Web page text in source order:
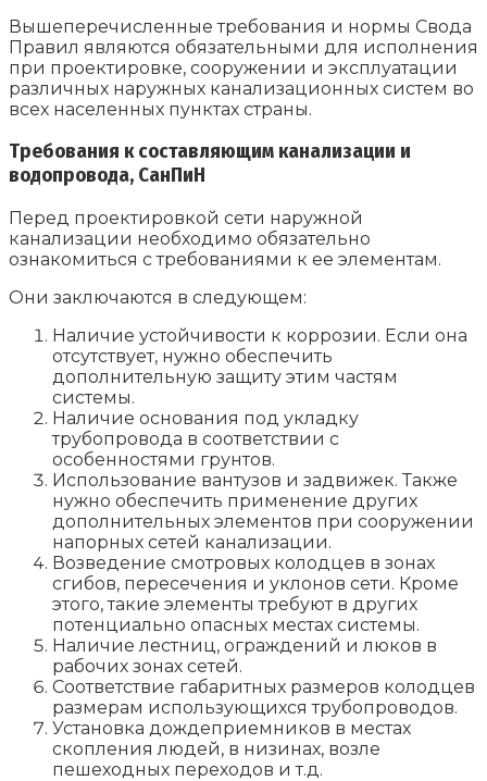
Вышеперечисленные требования и нормы Свода
Правил являются обязательными для исполнения
при проектировке, сооружении и эксплуатации
различных наружных канализационных систем во
всех населенных пунктах страны.
Требования к составляющим канализации и
водопровода, СанПиН
Перед проектировкой сети наружной
канализации необходимо обязательно
ознакомиться с требованиями к ее элементам.
Они заключаются в следующем:
Наличие устойчивости к коррозии. Если она
отсутствует, нужно обеспечить
дополнительную защиту этим частям
системы.
Наличие основания под укладку
трубопровода в соответствии с
особенностями грунтов.
Использование вантузов и задвижек. Также
нужно обеспечить применение других
дополнительных элементов при сооружении
напорных сетей канализации.
Возведение смотровых колодцев в зонах
сгибов, пересечения и уклонов сети. Кроме
этого, такие элементы требуют в других
потенциально опасных местах системы.
Наличие лестниц, ограждений и люков в
рабочих зонах сетей.
Соответствие габаритных размеров колодцев
размерам использующихся трубопроводов.
Установка дождеприемников в местах
скопления людей, в низинах, возле
пешеходных переходов и т.д.